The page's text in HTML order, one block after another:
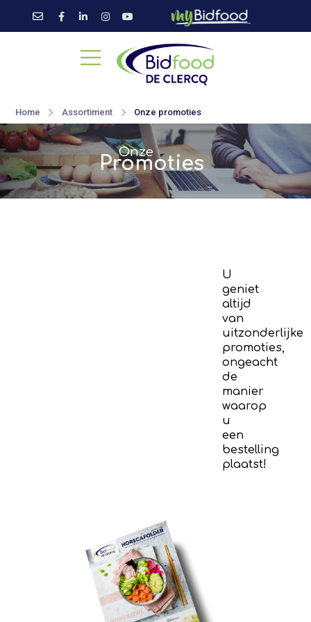
Home Assortiment Onze promoties
Promoties
Onze
U
geniet
altijd
van
uitzonderlijke
promoties,
ongeacht
de
manier
waarop
u
een
bestelling
plaatst!